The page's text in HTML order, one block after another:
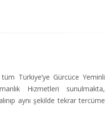
Türkiye’ye Gürcüce Yeminli
Hizmetleri sunulmakta,
aynı şekilde tekrar tercüme